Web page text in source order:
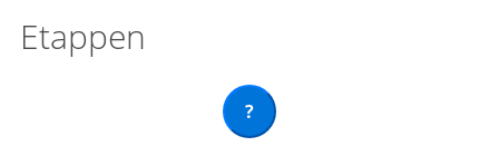
Etappen
?